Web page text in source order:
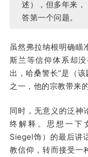
述），但多年来
答第一个问题。
虽然弗拉纳根明确瞄
斯兰等信仰体系却
出，哈桑警长“是（
之一，他的宗教带来
同时，无意义的泛神
终解释。思想一下
Siegel饰）的最后讲
教信仰，转而接受一